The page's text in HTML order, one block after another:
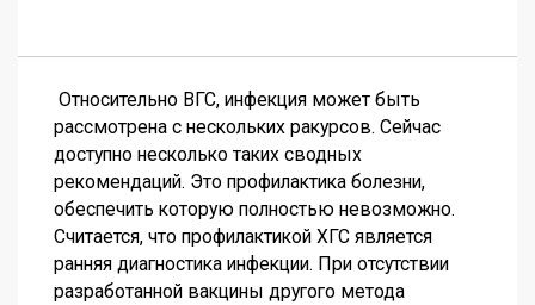
Относительно ВГС, инфекция может быть
рассмотрена с нескольких ракурсов. Сейчас
доступно несколько таких сводных
рекомендаций. Это профилактика болезни,
обеспечить которую полностью невозможно.
Считается, что профилактикой ХГС является
ранняя диагностика инфекции. При отсутствии
разработанной вакцины другого метода